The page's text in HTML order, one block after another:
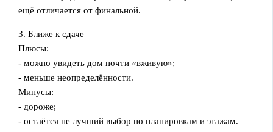
ещё отличается от финальной.
3. Ближе к сдаче
Плюсы:
- можно увидеть дом почти «вживую»;
- меньше неопределённости.
Минусы:
- дороже;
- остаётся не лучший выбор по планировкам и этажам.